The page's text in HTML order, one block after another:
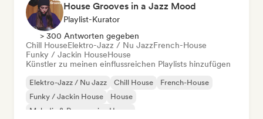
House Grooves in a Jazz Mood
Playlist-Kurator
> 300 Antworten gegeben
Chill HouseElektro-Jazz / Nu JazzFrench-House
Funky / Jackin HouseHouse
Künstler zu meinen einflussreichen Playlists hinzufügen
Elektro-Jazz / Nu Jazz Chill House
French-House
Funky / Jackin House
House
Melodic & Progressive House